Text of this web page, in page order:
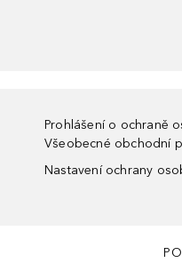
Prohlášení o ochraně
Všeobecné obchodní
Nastavení ochrany